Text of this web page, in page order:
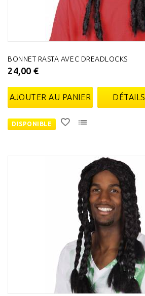
BONNET RASTA AVEC DREADLOCKS
24,00 €
AJOUTER AU PANIER DÉTAILS
DISPONIBLE